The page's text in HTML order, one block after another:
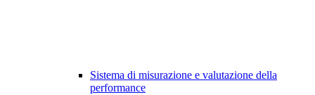
Sistema di misurazione e valutazione della
performance